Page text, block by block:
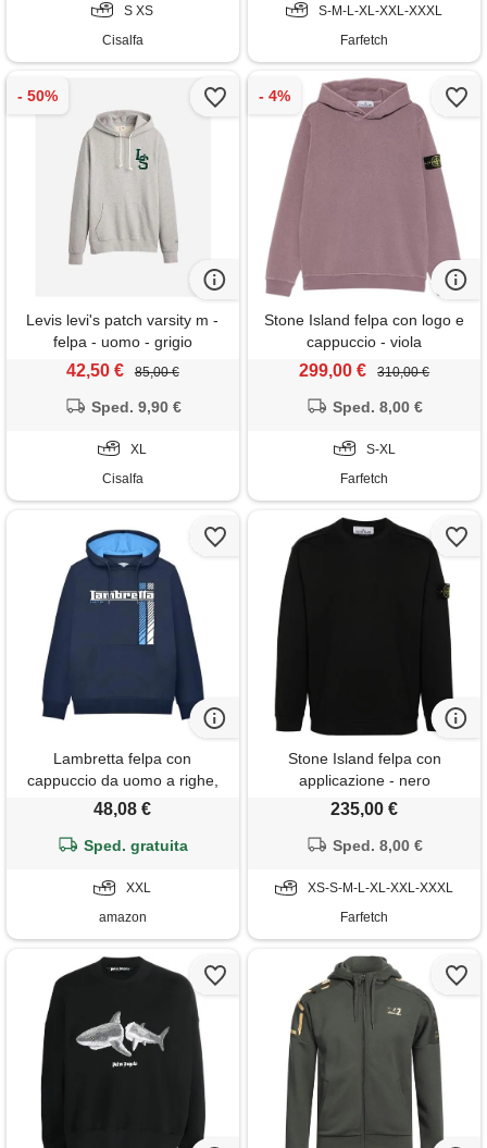
S XS
Cisalfa
S-M-L-XL-XXL-XXXL
Farfetch
Levis levi's patch varsity m -
felpa - uomo - grigio
42,50 € 85,00 €
Sped. 9,90 €
XL
Cisalfa
Stone Island felpa con logo e
cappuccio - viola
299,00 € 310,00 €
Sped. 8,00 €
S-XL
Farfetch
Lambretta felpa con
cappuccio da uomo a righe,
marina militare, xxl
48,08 €
Sped. gratuita
XXL
amazon
Stone Island felpa con
applicazione - nero
235,00 €
Sped. 8,00 €
XS-S-M-L-XL-XXL-XXXL
Farfetch